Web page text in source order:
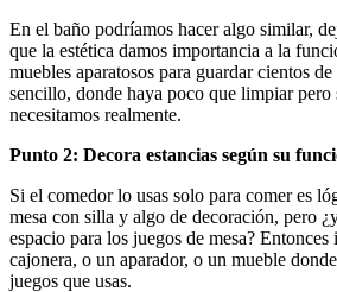
En el baño podríamos hacer algo similar,
que la estética damos importancia a la
muebles aparatosos para guardar cientos
sencillo, donde haya poco que limpiar pero
necesitamos realmente.
Punto 2: Decora estancias según su
Si el comedor lo usas solo para comer es
mesa con silla y algo de decoración, pero
espacio para los juegos de mesa? Entonces
cajonera, o un aparador, o un mueble
juegos que usas.